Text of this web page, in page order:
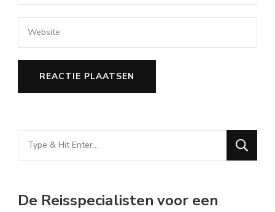
Looking
for
De Reisspecialisten voor een